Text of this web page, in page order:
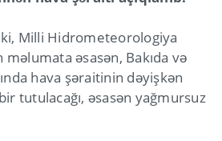
Milli Hidrometeorologiya
əsasən, Bakıda və
hava şəraitinin dəyişkən
tutulacağı, əsasən yağmursuz